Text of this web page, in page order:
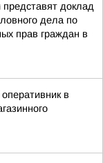
доклад
дела по
прав граждан в
в